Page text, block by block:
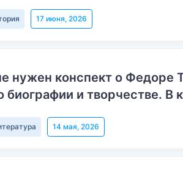
17 июня, 2026
нужен конспект о
и творчестве. В
14 мая, 2026